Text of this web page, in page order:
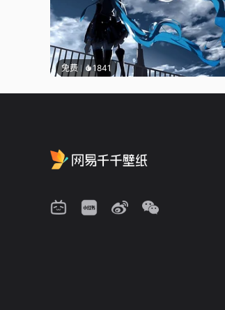
免费 1841